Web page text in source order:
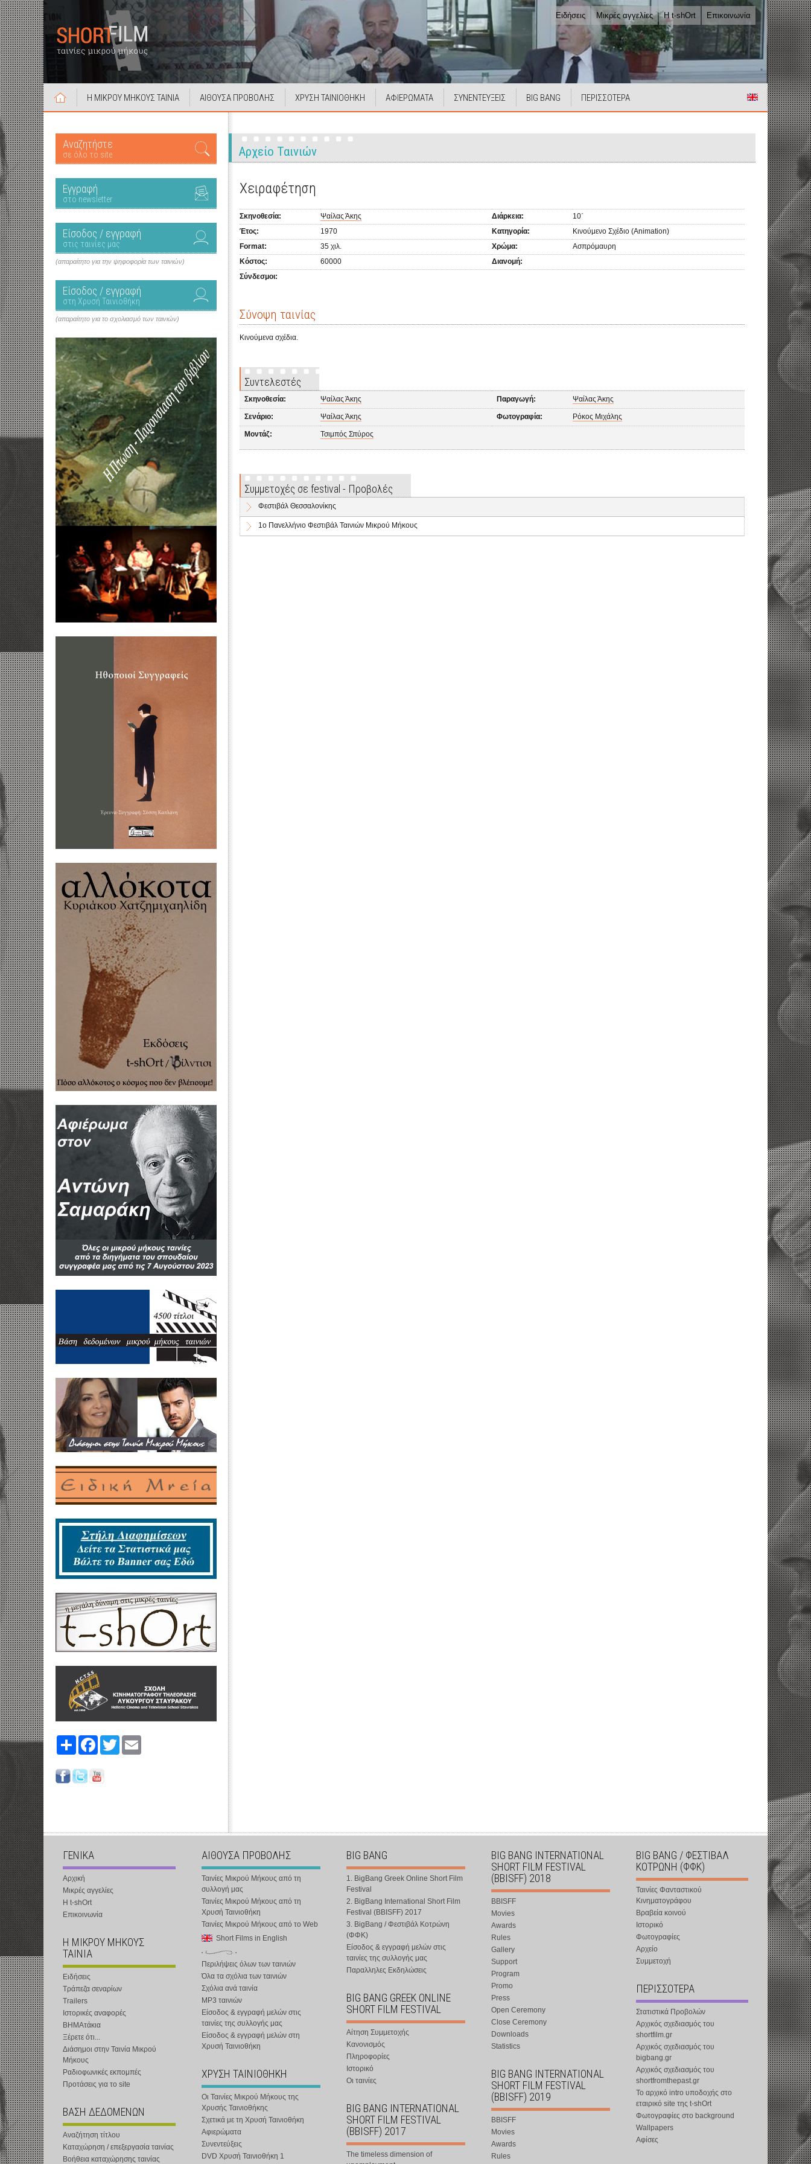
Ειδήσεις Μικρές αγγελίες Η t-shOrt Επικοινωνία
Η ΜΙΚΡΟΥ ΜΗΚΟΥΣ ΤΑΙΝΙΑ ΑΙΘΟΥΣΑ ΠΡΟΒΟΛΗΣ ΧΡΥΣΗ ΤΑΙΝΙΟΘΗΚΗ ΑΦΙΕΡΩΜΑΤΑ ΣΥΝΕΝΤΕΥΞΕΙΣ BIG BANG ΠΕΡΙΣΣΟΤΕΡΑ
Αναζητήστε
σε όλο το site
Εγγραφή
στο newsletter
Είσοδος / εγγραφή
στις ταινίες μας
(απαραίτητο για την ψηφοφορία των ταινιών)
Είσοδος / εγγραφή
στη Χρυσή Ταινιοθήκη
(απαραίτητο για το σχολιασμό των ταινιών)
Share FacebookTwitter
Αρχείο Ταινιών
Χειραφέτηση
Σκηνοθεσία: Ψαίλας Άκης Διάρκεια:
10΄
Έτος:
1970 Κατηγορία:
Κινούμενο Σχέδιο (Animation)
Format:
35 χιλ. Χρώμα:
Ασπρόμαυρη
Κόστος:
60000
Διανομή:
Σύνδεσμοι:
Σύνοψη ταινίας
Κινούμενα σχέδια.
Συντελεστές
Σκηνοθεσία: Ψαίλας Άκης Παραγωγή: Ψαίλας Άκης
Σενάριο: Ψαίλας Άκης Φωτογραφία: Ρόκος Μιχάλης
Μοντάζ: Τσιμπός Σπύρος
Συμμετοχές σε festival - Προβολές
Φεστιβάλ Θεσσαλονίκης
1ο Πανελλήνιο Φεστιβάλ Ταινιών Μικρού Μήκους
ΓΕΝΙΚΑ
Αρχική
Μικρές αγγελίες
Η t-shOrt
Επικοινωνία
Η ΜΙΚΡΟΥ ΜΗΚΟΥΣ
ΤΑΙΝΙΑ
Ειδήσεις
Τράπεζα σεναρίων
Trailers
Ιστορικές αναφορές
ΒΗΜΑτάκια
Ξέρετε ότι...
Διάσημοι στην Ταινία Μικρού
Μήκους
Ραδιοφωνικές εκπομπές
Προτάσεις για το site
ΒΑΣΗ ΔΕΔΟΜΕΝΩΝ
Αναζήτηση τίτλου
Καταχώρηση / επεξεργασία ταινίας
Βοήθεια καταχώρησης ταινίας
ΑΙΘΟΥΣΑ ΠΡΟΒΟΛΗΣ
Ταινίες Μικρού Μήκους από τη
συλλογή μας
Ταινίες Μικρού Μήκους από τη
Χρυσή Ταινιοθήκη
Ταινίες Μικρού Μήκους από το Web
Short Films in English
Περιλήψεις όλων των ταινιών
Όλα τα σχόλια των ταινιών
Σχόλια ανά ταινία
MP3 ταινιών
Είσοδος & εγγραφή μελών στις
ταινίες της συλλογής μας
Είσοδος & εγγραφή μελών στη
Χρυσή Ταινιοθήκη
ΧΡΥΣΗ ΤΑΙΝΙΟΘΗΚΗ
Οι Ταινίες Μικρού Μήκους της
Χρυσής Ταινιοθήκης
Σχετικά με τη Χρυσή Ταινιοθήκη
Αφιερώματα
Συνεντεύξεις
DVD Χρυσή Ταινιοθήκη 1
BIG BANG
1. BigBang Greek Online Short Film
Festival
2. BigBang International Short Film
Festival (BBISFF) 2017
3. BigBang / Φεστιβάλ Κοτρώνη
(ΦΦΚ)
Είσοδος & εγγραφή μελών στις
ταινίες της συλλογής μας
Παραλληλες Εκδηλώσεις
BIG BANG GREEK ONLINE
SHORT FILM FESTIVAL
Αίτηση Συμμετοχής
Κανονισμός
Πληροφορίες
Ιστορικό
Οι ταινίες
BIG BANG INTERNATIONAL
SHORT FILM FESTIVAL
(BBISFF) 2017
The timeless dimension of
BIG BANG INTERNATIONAL
SHORT FILM FESTIVAL
(BBISFF) 2018
BBISFF
Movies
Awards
Rules
Gallery
Support
Program
Promo
Press
Open Ceremony
Close Ceremony
Downloads
Statistics
BIG BANG INTERNATIONAL
SHORT FILM FESTIVAL
(BBISFF) 2019
BBISFF
Movies
Awards
Rules
BIG BANG / ΦΕΣΤΙΒΑΛ
ΚΟΤΡΩΝΗ (ΦΦΚ)
Ταινίες Φανταστικού
Κινηματογράφου
Βραβεία κοινού
Ιστορικό
Φωτογραφίες
Αρχείο
Συμμετοχή
ΠΕΡΙΣΣΟΤΕΡΑ
Στατιστικά Προβολών
Αρχικός σχεδιασμός του
shortfilm.gr
Αρχικός σχεδιασμός του
bigbang.gr
Αρχικός σχεδιασμός του
shortfromthepast.gr
Το αρχικό intro υποδοχής στο
εταιρικό site της t-shOrt
Φωτογραφίες στο background
Wallpapers
Αφίσες